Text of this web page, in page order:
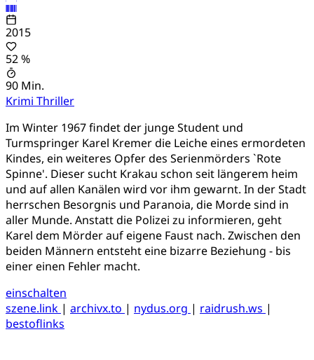
2015
52 %
90 Min.
Krimi Thriller
Im Winter 1967 findet der junge Student und
Turmspringer Karel Kremer die Leiche eines ermordeten
Kindes, ein weiteres Opfer des Serienmörders `Rote
Spinne'. Dieser sucht Krakau schon seit längerem heim
und auf allen Kanälen wird vor ihm gewarnt. In der Stadt
herrschen Besorgnis und Paranoia, die Morde sind in
aller Munde. Anstatt die Polizei zu informieren, geht
Karel dem Mörder auf eigene Faust nach. Zwischen den
beiden Männern entsteht eine bizarre Beziehung - bis
einer einen Fehler macht.
einschalten
szene.link | archivx.to | nydus.org | raidrush.ws |
bestoflinks